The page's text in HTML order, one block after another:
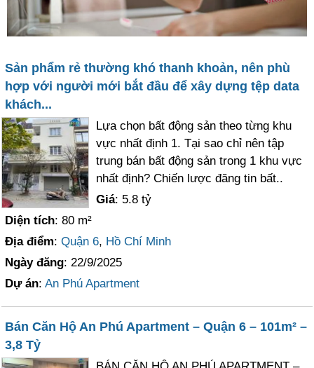
Sản phẩm rẻ thường khó thanh khoản, nên phù
hợp với người mới bắt đầu để xây dựng tệp data
khách...
Lựa chọn bất động sản theo từng khu
vực nhất định 1. Tại sao chỉ nên tập
trung bán bất động sản trong 1 khu vực
nhất định? Chiến lược đăng tin bất..
Giá: 5.8 tỷ
Diện tích: 80 m²
Địa điểm:Quận 6, Hồ Chí Minh
Ngày đăng: 22/9/2025
Dự án:An Phú Apartment
Bán Căn Hộ An Phú Apartment – Quận 6 – 101m² –
3,8 Tỷ